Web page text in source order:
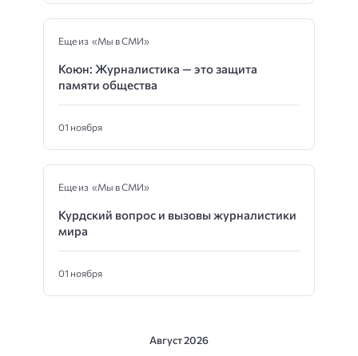
Еще из «Мы в СМИ»
Коюн: Журналистика — это защита
памяти общества
01 ноября
Еще из «Мы в СМИ»
Курдский вопрос и вызовы журналистики
мира
01 ноября
Август 2026